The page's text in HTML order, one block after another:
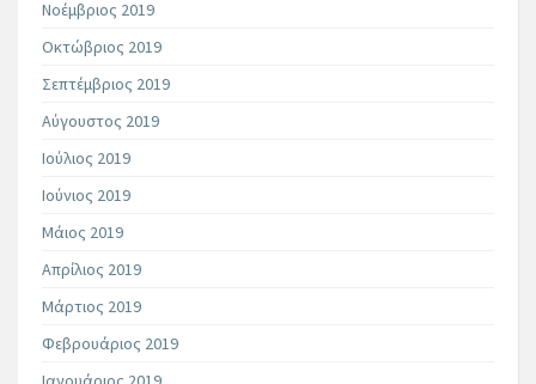
Νοέμβριος 2019
Οκτώβριος 2019
Σεπτέμβριος 2019
Αύγουστος 2019
Ιούλιος 2019
Ιούνιος 2019
Μάιος 2019
Απρίλιος 2019
Μάρτιος 2019
Φεβρουάριος 2019